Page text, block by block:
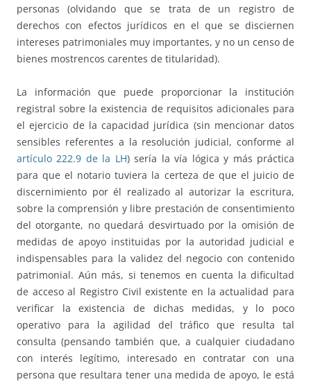
personas (olvidando que se trata de un registro de
derechos con efectos jurídicos en el que se disciernen
intereses patrimoniales muy importantes, y no un censo de
bienes mostrencos carentes de titularidad).
La información que puede proporcionar la institución
registral sobre la existencia de requisitos adicionales para
el ejercicio de la capacidad jurídica (sin mencionar datos
sensibles referentes a la resolución judicial, conforme al
artículo 222.9 de la LH) sería la vía lógica y más práctica
para que el notario tuviera la certeza de que el juicio de
discernimiento por él realizado al autorizar la escritura,
sobre la comprensión y libre prestación de consentimiento
del otorgante, no quedará desvirtuado por la omisión de
medidas de apoyo instituidas por la autoridad judicial e
indispensables para la validez del negocio con contenido
patrimonial. Aún más, si tenemos en cuenta la dificultad
de acceso al Registro Civil existente en la actualidad para
verificar la existencia de dichas medidas, y lo poco
operativo para la agilidad del tráfico que resulta tal
consulta (pensando también que, a cualquier ciudadano
con interés legítimo, interesado en contratar con una
persona que resultara tener una medida de apoyo, le está